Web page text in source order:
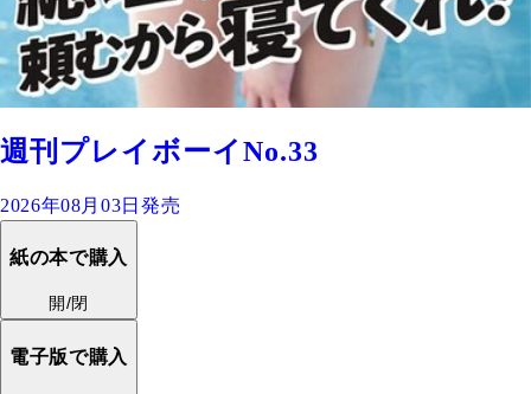
週刊プレイボーイNo.33
2026年08月03日発売
紙の本で購入
開/閉
電子版で購入